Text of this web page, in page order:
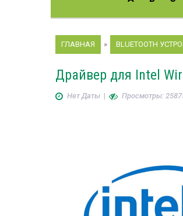
ГЛАВНАЯ » BLUETOOTH
Драйвер для Intel
Нет Даты | Просмотры: